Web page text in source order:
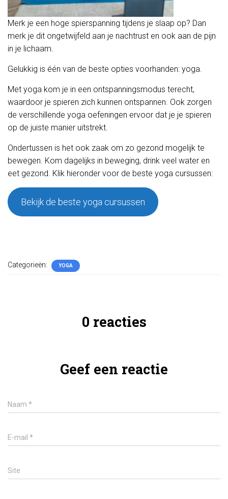
Merk je een hoge spierspanning tijdens je slaap op? Dan
merk je dit ongetwijfeld aan je nachtrust en ook aan de pijn
in je lichaam.
Gelukkig is één van de beste opties voorhanden: yoga.
Met yoga kom je in een ontspanningsmodus terecht,
waardoor je spieren zich kunnen ontspannen. Ook zorgen
de verschillende yoga oefeningen ervoor dat je je spieren
op de juiste manier uitstrekt.
Ondertussen is het ook zaak om zo gezond mogelijk te
bewegen. Kom dagelijks in beweging, drink veel water en
eet gezond. Klik hieronder voor de beste yoga cursussen:
Bekijk de beste yoga cursussen
Categorieën: YOGA
0 reacties
Geef een reactie
Naam *
E-mail *
Site